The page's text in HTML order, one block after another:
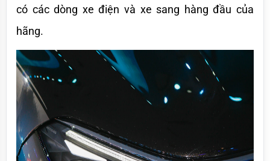
có các dòng xe điện và xe sang hàng đầu của
hãng.